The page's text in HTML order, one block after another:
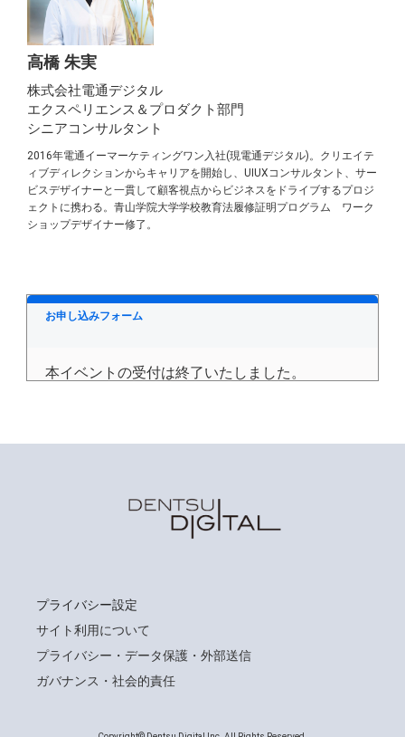
高橋 朱実
株式会社電通デジタル
エクスペリエンス＆プロダクト部門
シニアコンサルタント
2016年電通イーマーケティングワン入社(現電通デジタル)。クリエイテ
ィブディレクションからキャリアを開始し、UIUXコンサルタント、サー
ビスデザイナーと一貫して顧客視点からビジネスをドライブするプロジ
ェクトに携わる。青山学院大学学校教育法履修証明プログラム ワーク
ショップデザイナー修了。
お申し込みフォーム
本イベントの受付は終了いたしました。
プライバシー設定
サイト利用について
プライバシー・データ保護・外部送信
ガバナンス・社会的責任